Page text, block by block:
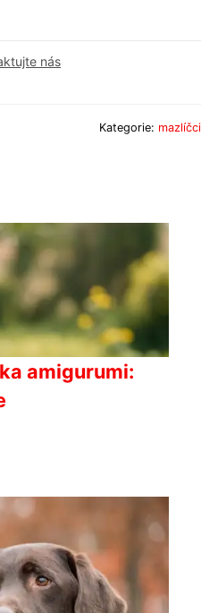
nás
Kategorie: mazlíčci
amigurumi: